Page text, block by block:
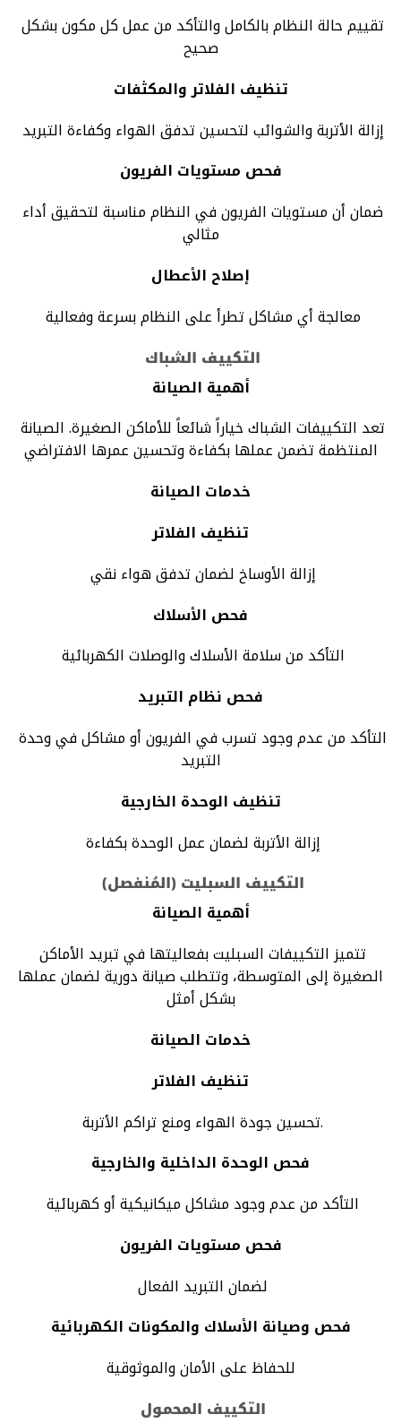
صحيح
تنظيف الفلاتر والمكثفات
إزالة الأتربة والشوائب لتحسين تدفق الهواء وكفاءة التبريد
فحص مستويات الفريون
مثالي
إصلاح الأعطال
معالجة أي مشاكل تطرأ على النظام بسرعة وفعالية
التكييف الشباك
أهمية الصيانة
المنتظمة تضمن عملها بكفاءة وتحسين عمرها الافتراضي
خدمات الصيانة
تنظيف الفلاتر
إزالة الأوساخ لضمان تدفق هواء نقي
فحص الأسلاك
التأكد من سلامة الأسلاك والوصلات الكهربائية
فحص نظام التبريد
التبريد
تنظيف الوحدة الخارجية
إزالة الأتربة لضمان عمل الوحدة بكفاءة
التكييف السبليت (المُنفصل)
أهمية الصيانة
الصغيرة إلى المتوسطة، وتتطلب صيانة دورية لضمان عملها
بشكل أمثل
خدمات الصيانة
تنظيف الفلاتر
تحسين جودة الهواء ومنع تراكم الأتربة.
فحص الوحدة الداخلية والخارجية
التأكد من عدم وجود مشاكل ميكانيكية أو كهربائية
فحص مستويات الفريون
لضمان التبريد الفعال
فحص وصيانة الأسلاك والمكونات الكهربائية
للحفاظ على الأمان والموثوقية
التكييف المحمول